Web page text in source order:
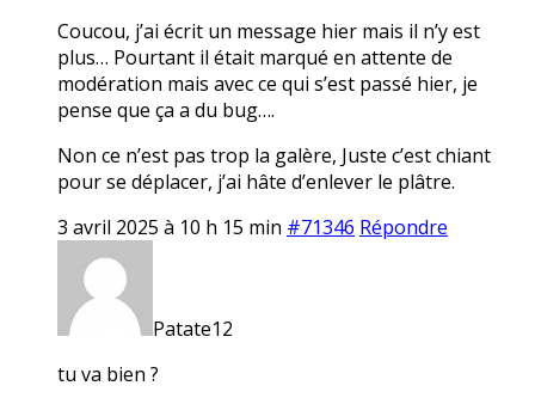
Coucou, j’ai écrit un message hier mais il n’y est
plus… Pourtant il était marqué en attente de
modération mais avec ce qui s’est passé hier, je
pense que ça a du bug….
Non ce n’est pas trop la galère, Juste c’est chiant
pour se déplacer, j’ai hâte d’enlever le plâtre.
3 avril 2025 à 10 h 15 min #71346 Répondre
Patate12
tu va bien ?